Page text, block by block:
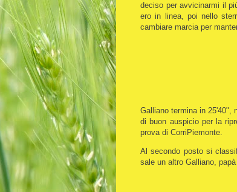
deciso per avvicinarmi il
ero in linea, poi nello
cambiare marcia per
Galliano termina in 25'40",
di buon auspicio per la
prova di CorriPiemonte.
Al secondo posto si
sale un altro Galliano, papà